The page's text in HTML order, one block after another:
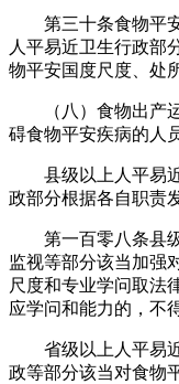
第三十条食物平安
人平易近卫生行政部
物平安国度尺度、处
（八）食物出产运
碍食物平安疾病的人
县级以上人平易近
政部分根据各自职责
第一百零八条县级
监视等部分该当加强
尺度和专业学问取法
应学问和能力的，不
省级以上人平易近
政等部分该当对食物